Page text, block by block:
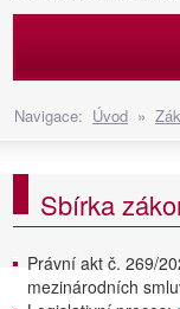
Navigace: Úvod »
Sbírka
Právní akt č. 269/
mezinárodních